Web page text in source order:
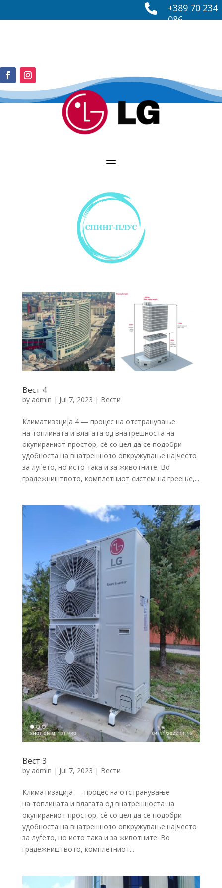

+389 70 234
086
a
Вест 4
by admin | Jul 7, 2023 | Вести
Климатизација 4 — процес на отстранување
на топлината и влагата од внатрешноста на
окупираниот простор, сè со цел да се подобри
удобноста на внатрешното опкружување најчесто
за луѓето, но исто така и за животните. Во
градежништвото, комплетниот систем на греење,...
Вест 3
by admin | Jul 7, 2023 | Вести
Климатизација — процес на отстранување
на топлината и влагата од внатрешноста на
окупираниот простор, сè со цел да се подобри
удобноста на внатрешното опкружување најчесто
за луѓето, но исто така и за животните. Во
градежништвото, комплетниот...